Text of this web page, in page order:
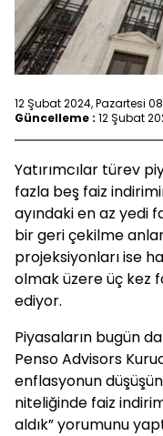
12 Şubat 2024, Pazartesi
Güncelleme : 12 Şubat
Yatırımcılar türev
fazla beş faiz
ayındaki en az yedi
bir geri çekilme
projeksiyonları ise
olmak üzere üç kez
ediyor.
Piyasaların bugün
Penso Advisors
enflasyonun
niteliğinde faiz
aldık” yorumunu